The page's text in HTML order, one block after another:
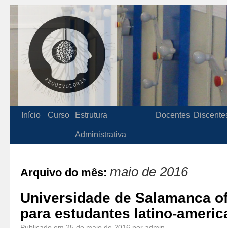
Início Curso Estrutura
Administrativa
Docentes
Arquivo do mês: maio de 2016
Universidade de Salamanca
para estudantes latino-